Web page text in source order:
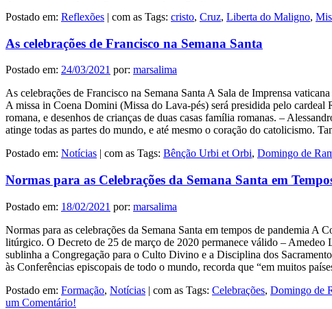
Postado em: Reflexões | com as Tags: cristo, Cruz, Liberta do Maligno,
As celebrações de Francisco na Semana Santa
Postado em: 24/03/2021 por: marsalima
As celebrações de Francisco na Semana Santa A Sala de Imprensa
A missa in Coena Domini (Missa do Lava-pés) será presidida pelo
romana, e desenhos de crianças de duas casas família romanas. –
atinge todas as partes do mundo, e até mesmo o coração do catolicismo.
Postado em: Notícias | com as Tags: Bênção Urbi et Orbi, Domingo de
Normas para as Celebrações da Semana Santa em
Postado em: 18/02/2021 por: marsalima
Normas para as celebrações da Semana Santa em tempos de pandemia
litúrgico. O Decreto de 25 de março de 2020 permanece válido –
sublinha a Congregação para o Culto Divino e a Disciplina dos
às Conferências episcopais de todo o mundo, recorda que “em muitos
Postado em: Formação, Notícias | com as Tags: Celebrações, Domingo de
um Comentário!